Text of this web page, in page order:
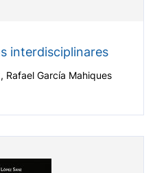
interdisciplinares
Rafael García Mahiques